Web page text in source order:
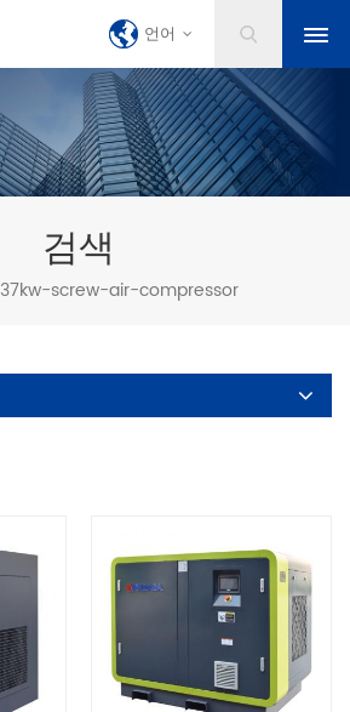
언어
검색
37kw-screw-air-compressor